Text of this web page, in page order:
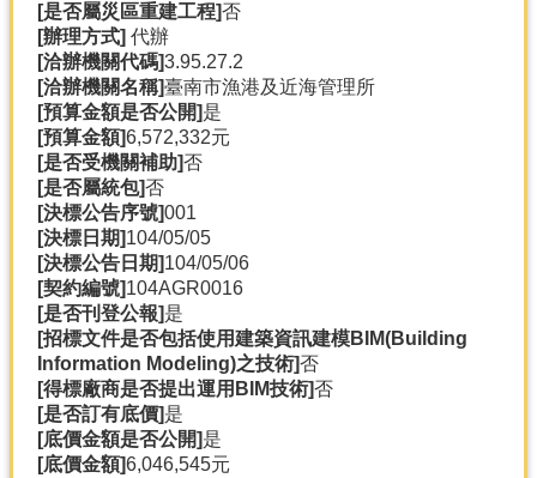
[是否屬災區重建工程]否
[辦理方式] 代辦
[洽辦機關代碼]3.95.27.2
[洽辦機關名稱]臺南市漁港及近海管理所
[預算金額是否公開]是
[預算金額]6,572,332元
[是否受機關補助]否
[是否屬統包]否
[決標公告序號]001
[決標日期]104/05/05
[決標公告日期]104/05/06
[契約編號]104AGR0016
[是否刊登公報]是
[招標文件是否包括使用建築資訊建模BIM(Building
Information Modeling)之技術]否
[得標廠商是否提出運用BIM技術]否
[是否訂有底價]是
[底價金額是否公開]是
[底價金額]6,046,545元